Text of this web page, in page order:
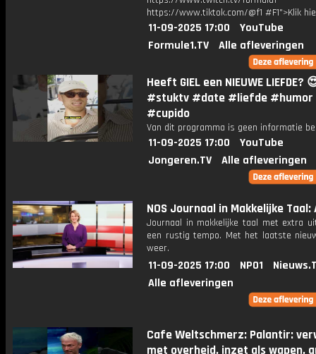
https://www.tiktok.com/@f1 #F1">Klik
11-09-2025 17:00
YouTube
Formule1.TV
Alle afleveringen
Heeft GIEL een NIEUWE LIEFDE?
#stuktv #date #liefde #humor
#cupido
Van dit programma is geen informatie
11-09-2025 17:00
YouTube
Jongeren.TV
Alle afleveringen
NOS Journaal in Makkelijke Taal:
Journaal in makkelijke taal met extra
een rustig tempo. Met het laatste
weer.
11-09-2025 17:00 NPO1
Alle afleveringen
Cafe Weltschmerz: Palantir:
met overheid, inzet als wapen,